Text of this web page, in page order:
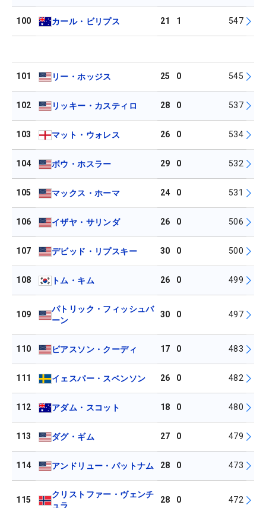
100 カール・ビリプス 21 1 547
101 リー・ホッジス 25 0 545
102 リッキー・カスティロ 28 0 537
103 マット・ウォレス 26 0 534
104 ボウ・ホスラー 29 0 532
105 マックス・ホーマ 24 0 531
106 イザヤ・サリンダ 26 0 506
107 デビッド・リプスキー 30 0 500
108 トム・キム 26 0 499
109
パトリック・フィッシュバ
ーン
30 0 497
110 ピアスソン・クーディ 17 0 483
111 イェスパー・スベンソン 26 0 482
112 アダム・スコット 18 0 480
113 ダグ・ギム 27 0 479
114 アンドリュー・パットナム 28 0 473
115
クリストファー・ヴェンチ
ュラ
28 0 472